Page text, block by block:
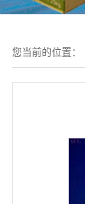
您当前的位置：